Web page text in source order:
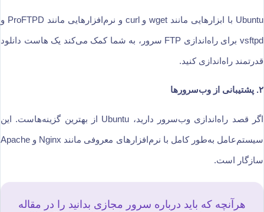
Ubuntu با ابزارهایی مانند wget و curl و نرم‌افزارهایی مانند ProFTPD و
vsftpd برای راه‌اندازی FTP سرور، به شما کمک می‌کند یک هاست دانلود
قدرتمند راه‌اندازی کنید.
۲. پشتیبانی از وب‌سرورها
اگر قصد راه‌اندازی وب‌سرور دارید، Ubuntu از بهترین گزینه‌هاست. این
سیستم‌عامل به‌طور کامل با نرم‌افزارهای معروفی مانند Nginx و Apache
سازگار است.
هرآنچه که باید درباره سرور مجازی بدانید را در مقاله